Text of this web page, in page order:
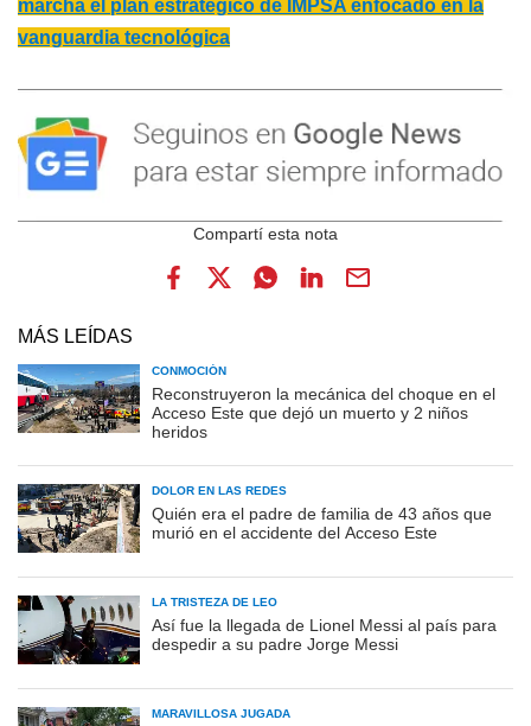
marcha el plan estratégico de IMPSA enfocado en la
vanguardia tecnológica
MÁS LEÍDAS
CONMOCIÓN
Reconstruyeron la mecánica del choque en el
Acceso Este que dejó un muerto y 2 niños
heridos
DOLOR EN LAS REDES
Quién era el padre de familia de 43 años que
murió en el accidente del Acceso Este
LA TRISTEZA DE LEO
Así fue la llegada de Lionel Messi al país para
despedir a su padre Jorge Messi
MARAVILLOSA JUGADA